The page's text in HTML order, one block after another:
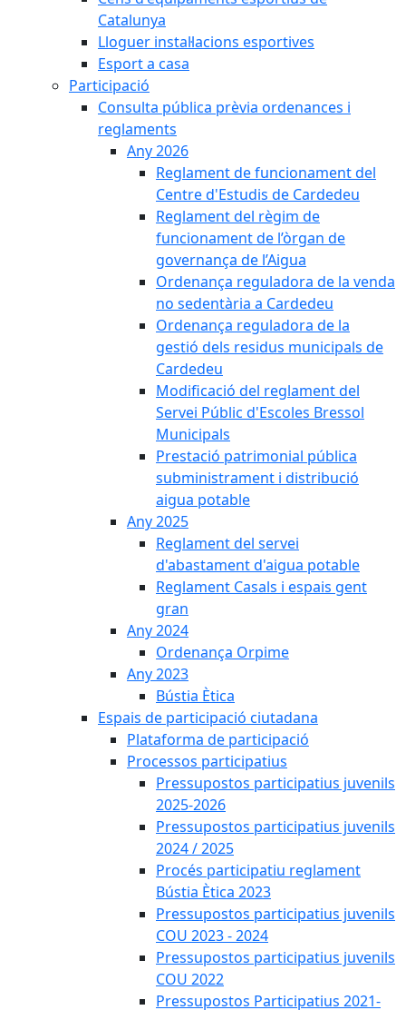
Catalunya
Lloguer instal·lacions esportives
Esport a casa
Participació
Consulta pública prèvia ordenances i
reglaments
Any 2026
Reglament de funcionament del
Centre d'Estudis de Cardedeu
Reglament del règim de
funcionament de l’òrgan de
governança de l’Aigua
Ordenança reguladora de la venda
no sedentària a Cardedeu
Ordenança reguladora de la
gestió dels residus municipals de
Cardedeu
Modificació del reglament del
Servei Públic d'Escoles Bressol
Municipals
Prestació patrimonial pública
subministrament i distribució
aigua potable
Any 2025
Reglament del servei
d'abastament d'aigua potable
Reglament Casals i espais gent
gran
Any 2024
Ordenança Orpime
Any 2023
Bústia Ètica
Espais de participació ciutadana
Plataforma de participació
Processos participatius
Pressupostos participatius juvenils
2025-2026
Pressupostos participatius juvenils
2024 / 2025
Procés participatiu reglament
Bústia Ètica 2023
Pressupostos participatius juvenils
COU 2023 - 2024
Pressupostos participatius juvenils
COU 2022
Pressupostos Participatius 2021-